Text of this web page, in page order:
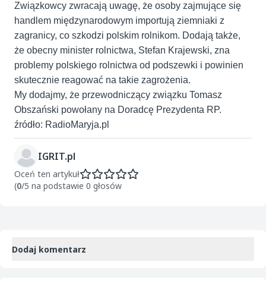
Związkowcy zwracają uwagę, że osoby zajmujące się
handlem międzynarodowym importują ziemniaki z
zagranicy, co szkodzi polskim rolnikom. Dodają także,
że obecny minister rolnictwa, Stefan Krajewski, zna
problemy polskiego rolnictwa od podszewki i powinien
skutecznie reagować na takie zagrożenia.
My dodajmy, że przewodniczący związku Tomasz
Obszański powołany na Doradcę Prezydenta RP.
źródło: RadioMaryja.pl
IGRIT.pl
Oceń ten artykuł
(0/5 na podstawie 0 głosów
Dodaj komentarz